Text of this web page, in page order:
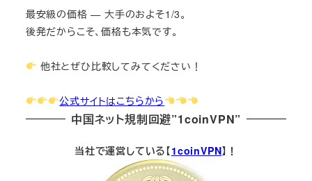
最安級の価格 — 大手のおよそ1/3。
後発だからこそ、価格も本気です。
他社とぜひ比較してみてください！
公式サイトはこちらから
中国ネット規制回避”1coinVPN”
当社で運営している【1coinVPN】！